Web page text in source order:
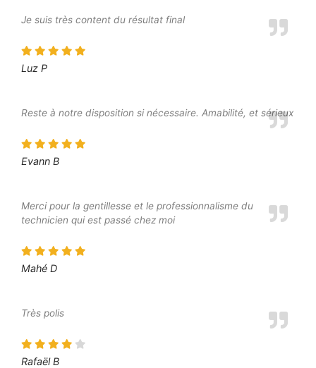
Je suis très content du résultat final
Luz P
Reste à notre disposition si nécessaire. Amabilité, et sérieux
Evann B
Merci pour la gentillesse et le professionnalisme du
technicien qui est passé chez moi
Mahé D
Très polis
Rafaël B